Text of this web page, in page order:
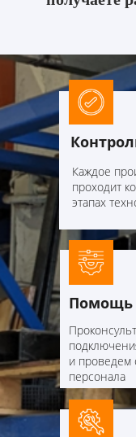
Каждое
проходит
этапах
и проведем
персонала
Помощь